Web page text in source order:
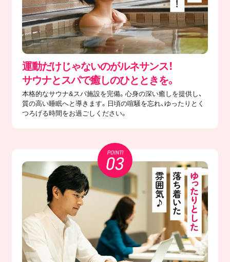
運動だけじゃないのがルネサンス！
サウナとスパで癒しのひとときを。
本格的なサウナ&スパ施設を完備。心身の深い癒しを提供し、
質の高い睡眠へと導きます。日頃の喧騒を忘れ、ゆったりとく
つろげる時間をお過ごしください。